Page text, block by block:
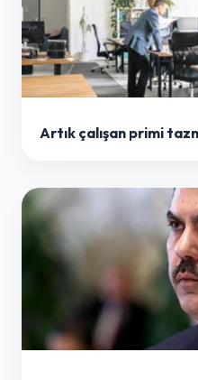
Artık çalışan primi